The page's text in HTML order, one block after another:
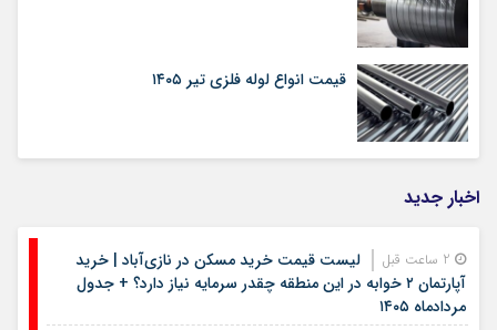
قیمت انواع لوله فلزی تیر ۱۴۰۵
اخبار جدید
لیست قیمت خرید مسکن در نازی‌آباد | خرید
آپارتمان ۲ خوابه در این منطقه چقدر سرمایه نیاز دارد؟ + جدول
مردادماه ۱۴۰۵